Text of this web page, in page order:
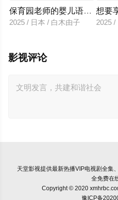
保育园老师的婴儿语让人超
2025 / 日本 / 白木由子
想要
2025 /
影视评论
天堂影视提供最新热播VIP电视剧全集
全免费在
Copyright © 2020
豫ICP备